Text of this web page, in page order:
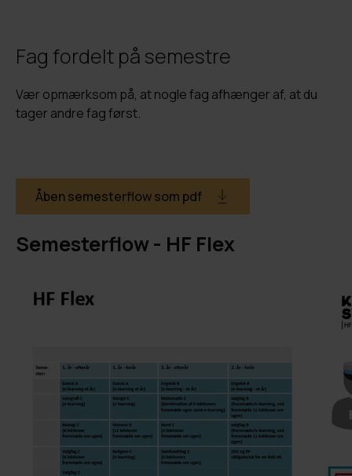
Fag fordelt på semestre
Vær opmærksom på, at nogle fag afhænger af, at du
tager andre fag først.
Åben semesterflow som pdf
Semesterflow - HF Flex